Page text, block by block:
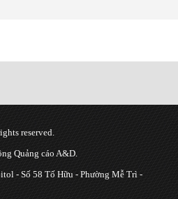
reserved.
Quảng cáo A&D.
- Số 58 Tố Hữu - Phường Mễ Trì -